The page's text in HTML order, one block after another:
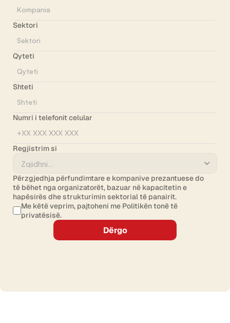
Sektori
Qyteti
Shteti
Numri i telefonit celular
Regjistrim si
Përzgjedhja përfundimtare e kompanive prezantuese do
të bëhet nga organizatorët, bazuar në kapacitetin e
hapësirës dhe strukturimin sektorial të panairit.
Me këtë veprim, pajtoheni me Politikën tonë të
privatësisë.
Dërgo